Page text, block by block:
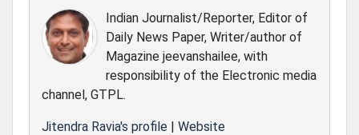
Indian Journalist/Reporter, Editor of
Daily News Paper, Writer/author of
Magazine jeevanshailee, with
responsibility of the Electronic media
channel, GTPL.
Jitendra Ravia's profile | Website